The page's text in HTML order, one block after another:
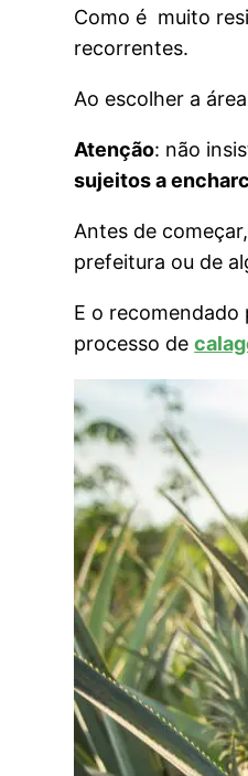
Como é muito
recorrentes.
Ao escolher a
Atenção: não
sujeitos a
Antes de
prefeitura ou de
E o recomendado
processo de